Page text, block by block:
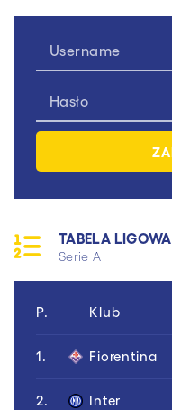
TABELA LIGOWA
Serie A
P. Klub
1. Fiorentina
2. Inter